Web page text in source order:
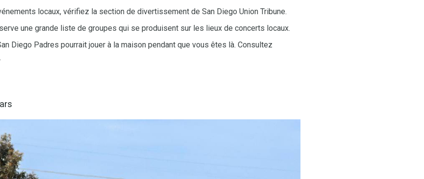
locaux, vérifiez la section de divertissement de San Diego Union Tribune.
une grande liste de groupes qui se produisent sur les lieux de concerts locaux.
Diego Padres pourrait jouer à la maison pendant que vous êtes là. Consultez